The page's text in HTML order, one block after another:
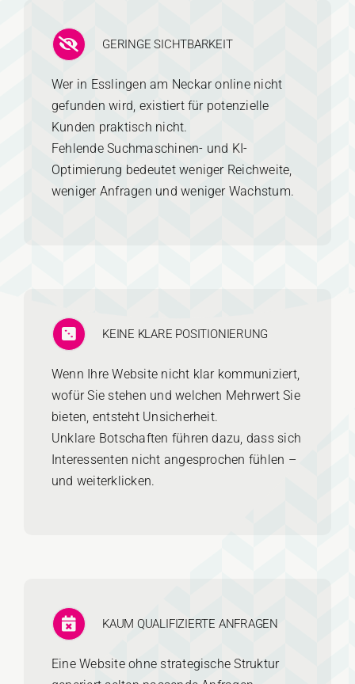
GERINGE SICHTBARKEIT
Wer in Esslingen am Neckar online nicht
gefunden wird, existiert für potenzielle
Kunden praktisch nicht.
Fehlende Suchmaschinen- und KI-
Optimierung bedeutet weniger Reichweite,
weniger Anfragen und weniger Wachstum.
KEINE KLARE POSITIONIERUNG
Wenn Ihre Website nicht klar kommuniziert,
wofür Sie stehen und welchen Mehrwert Sie
bieten, entsteht Unsicherheit.
Unklare Botschaften führen dazu, dass sich
Interessenten nicht angesprochen fühlen –
und weiterklicken.
KAUM QUALIFIZIERTE ANFRAGEN
Eine Website ohne strategische Struktur